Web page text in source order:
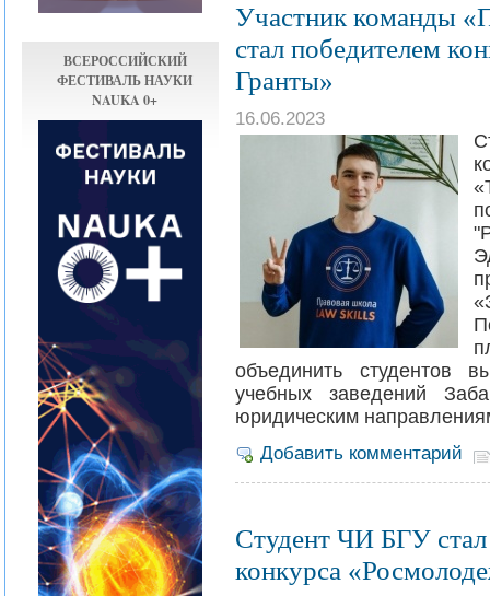
ВСЕРОССИЙСКИЙ
ФЕСТИВАЛЬ НАУКИ
NAUKA 0+
Участник команды
стал победителем
Гранты»
16.06.2023
объединить студентов
учебных заведений
юридическим
Добавить комментарий
Студент ЧИ БГУ стал
конкурса